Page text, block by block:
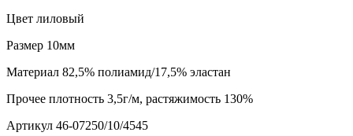
Цвет лиловый
Размер 10мм
Материал 82,5% полиамид/17,5% эластан
Прочее плотность 3,5г/м, растяжимость 130%
Артикул 46-07250/10/4545